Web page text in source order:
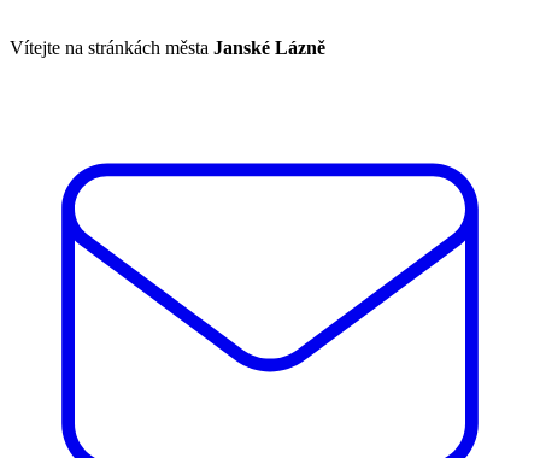
Vítejte na stránkách města Janské Lázně